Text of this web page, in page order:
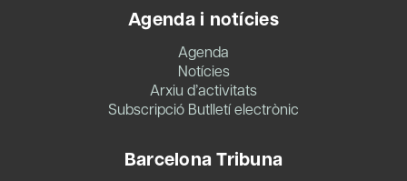
Agenda i notícies
Agenda
Notícies
Arxiu d’activitats
Subscripció Butlletí electrònic
Barcelona Tribuna